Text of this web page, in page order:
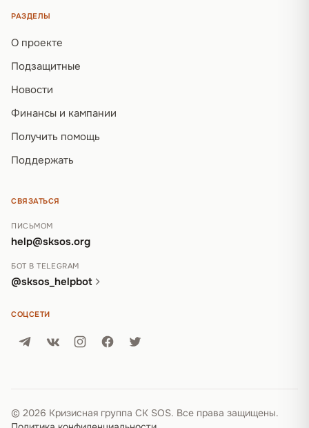
РАЗДЕЛЫ
О проекте
Подзащитные
Новости
Финансы и кампании
Получить помощь
Поддержать
СВЯЗАТЬСЯ
ПИСЬМОМ
help@sksos.org
БОТ В TELEGRAM
@sksos_helpbot
СОЦСЕТИ
© 2026 Кризисная группа СК SOS. Все права защищены.